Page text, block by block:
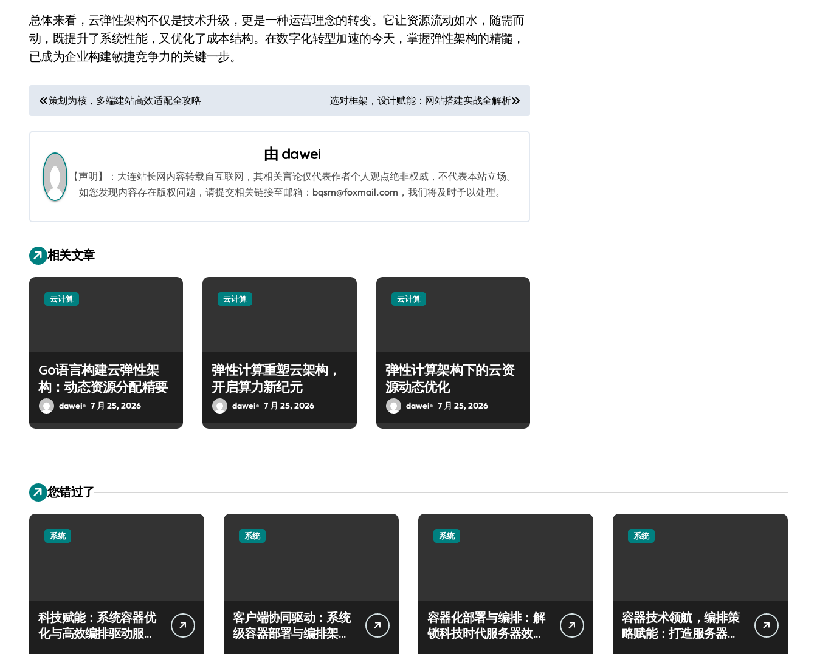
总体来看，云弹性架构不仅是技术升级，更是一种运营理念的转变。它让资源流动如水，随需而
动，既提升了系统性能，又优化了成本结构。在数字化转型加速的今天，掌握弹性架构的精髓，
已成为企业构建敏捷竞争力的关键一步。
文
章
航
策划为核，多端建站高效适配全攻略 选对框架，设计赋能：网站搭建实战全解析
由 dawei
【声明】：大连站长网内容转载自互联网，其相关言论仅代表作者个人观点绝非权威，不代表本站立场。
如您发现内容存在版权问题，请提交相关链接至邮箱：bqsm@foxmail.com，我们将及时予以处理。
相关文章
云计算
Go语言构建云弹性架
构：动态资源分配精要
dawei 7 月 25, 2026
云计算
弹性计算重塑云架构，
开启算力新纪元
dawei 7 月 25, 2026
云计算
弹性计算架构下的云资
源动态优化
dawei 7 月 25, 2026
您错过了
系统
科技赋能：系统容器优
化与高效编排驱动服务
系统
客户端协同驱动：系统
级容器部署与编排架构
系统
容器化部署与编排：解
锁科技时代服务器效率
系统
容器技术领航，编排策
略赋能：打造服务器高